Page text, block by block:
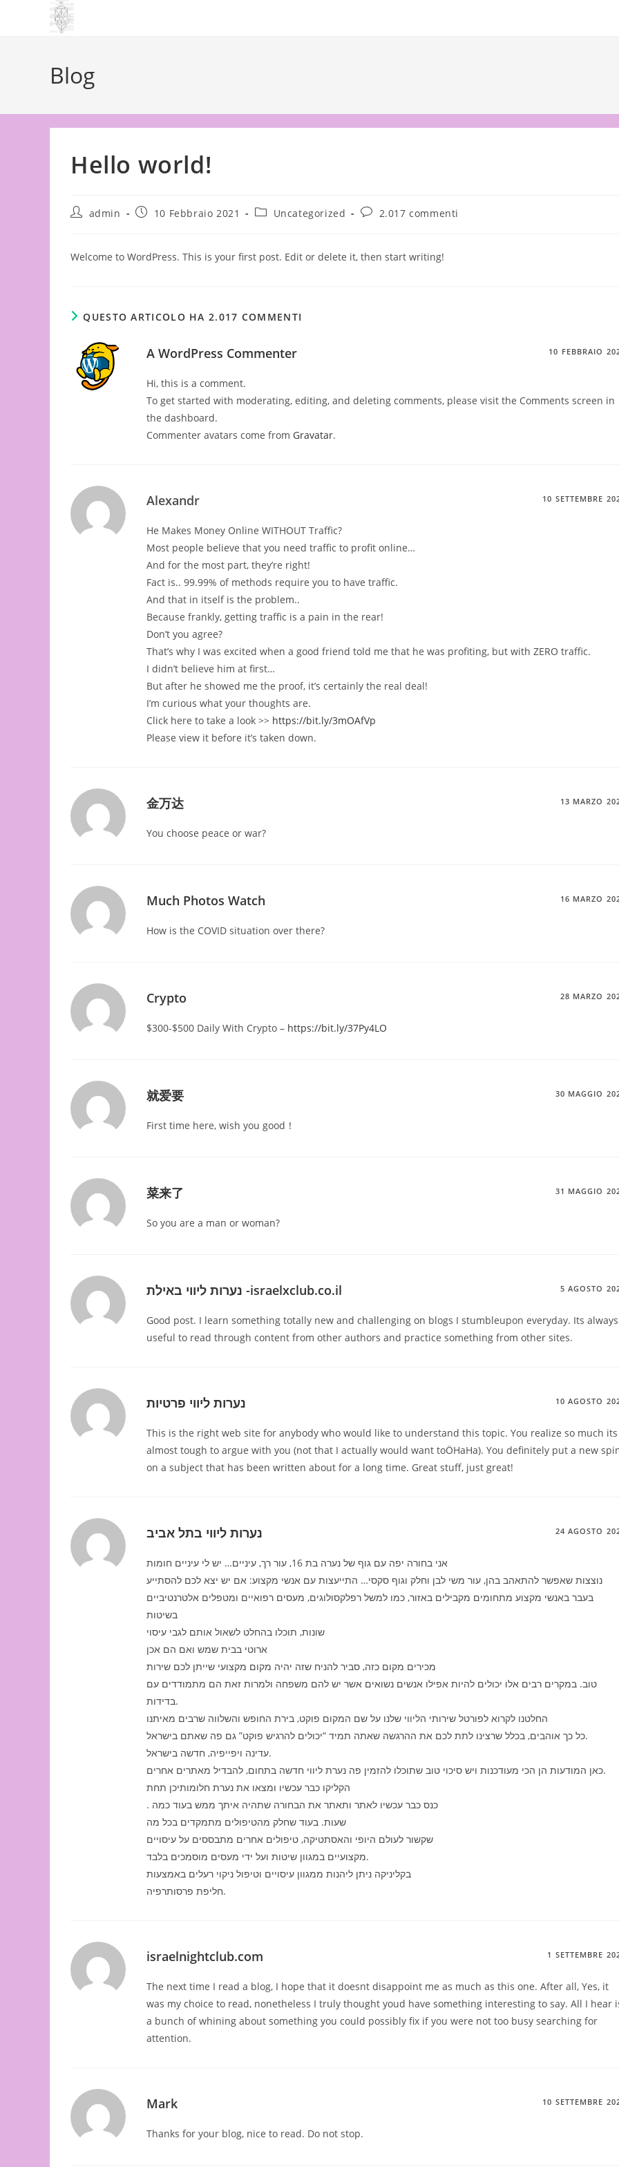
Blog
Hello world!
Autoreadmin
Articolo10 Febbraio 2021
Categoria
Uncategorized
Commenti
2.017 commenti
Welcome to WordPress. This is your first post. Edit or delete it, then start writing!
QUESTO ARTICOLO HA 2.017 COMMENTI
A WordPress Commenter 10 FEBBRAIO
Hi, this is a comment.
To get started with moderating, editing, and deleting comments, please visit the Comments screen in
the dashboard.
Commenter avatars come from Gravatar.
Alexandr 10 SETTEMBRE
He Makes Money Online WITHOUT Traffic?
Most people believe that you need traffic to profit online…
And for the most part, they’re right!
Fact is.. 99.99% of methods require you to have traffic.
And that in itself is the problem..
Because frankly, getting traffic is a pain in the rear!
Don’t you agree?
That’s why I was excited when a good friend told me that he was profiting, but with ZERO traffic.
I didn’t believe him at first…
But after he showed me the proof, it’s certainly the real deal!
I’m curious what your thoughts are.
Click here to take a look >> https://bit.ly/3mOAfVp
Please view it before it’s taken down.
金万达 13 MARZO
You choose peace or war?
Much Photos Watch 16 MARZO
How is the COVID situation over there?
Crypto 28 MARZO
$300-$500 Daily With Crypto – https://bit.ly/37Py4LO
就爱要 30 MAGGIO
First time here, wish you good！
菜来了 31 MAGGIO
So you are a man or woman?
נערות ליווי באילת -israelxclub.co.il 5 AGOSTO
Good post. I learn something totally new and challenging on blogs I stumbleupon everyday. Its always
useful to read through content from other authors and practice something from other sites.
נערות ליווי פרטיות 10 AGOSTO
This is the right web site for anybody who would like to understand this topic. You realize so much its
almost tough to argue with you (not that I actually would want toÖHaHa). You definitely put a new
on a subject that has been written about for a long time. Great stuff, just great!
נערות ליווי בתל אביב 24 AGOSTO
אני בחורה יפה עם גוף של נערה בת 16, עור רך, עיניים… יש לי עיניים חומות
נוצצות שאפשר להתאהב בהן, עור משי לבן וחלק וגוף סקסי… התייעצות עם אנשי מקצוע: אם יש יצא לכם להסתייע
בעבר באנשי מקצוע מתחומים מקבילים באזור, כמו למשל רפלקסולוגים, מעסים רפואיים ומטפלים אלטרנטיביים
בשיטות
שונות, תוכלו בהחלט לשאול אותם לגבי עיסוי
ארוטי בבית שמש ואם הם אכן
מכירים מקום כזה, סביר להניח שזה יהיה מקום מקצועי שייתן לכם שירות
טוב. במקרים רבים אלו יכולים להיות אפילו אנשים נשואים אשר יש להם משפחה ולמרות זאת הם מתמודדים עם
בדידות.
החלטנו לקרוא לפורטל שירותי הליווי שלנו על שם המקום פוקט, בירת החופש והשלווה שרבים מאיתנו
כל כך אוהבים, בכלל שרצינו לתת לכם את ההרגשה שאתה תמיד “יכולים להרגיש פוקט” גם פה שאתם בישראל.
עדינה ויפייפיה, חדשה בישראל.
כאן המודעות הן הכי מעודכנות ויש סיכוי טוב שתוכלו להזמין פה נערת ליווי חדשה בתחום, להבדיל מאתרים אחרים.
הקליקו כבר עכשיו ומצאו את נערת חלומותיכן תחת
. כנס כבר עכשיו לאתר ותאתר את הבחורה שתהיה איתך ממש בעוד כמה
שעות. בעוד שחלק מהטיפולים מתמקדים בכל מה
שקשור לעולם היופי והאסתטיקה, טיפולים אחרים מתבססים על עיסויים
מקצועיים במגוון שיטות ועל ידי מעסים מוסמכים בלבד.
בקליניקה ניתן ליהנות ממגוון עיסויים וטיפול ניקוי רעלים באמצעות
חליפת פרסותרפיה.
israelnightclub.com 1 SETTEMBRE
The next time I read a blog, I hope that it doesnt disappoint me as much as this one. After all, Yes, it
was my choice to read, nonetheless I truly thought youd have something interesting to say. All I hear
a bunch of whining about something you could possibly fix if you were not too busy searching for
attention.
Mark 10 SETTEMBRE
Thanks for your blog, nice to read. Do not stop.